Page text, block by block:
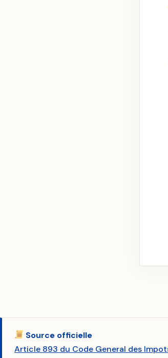
Source officielle
Article 893 du Code General des